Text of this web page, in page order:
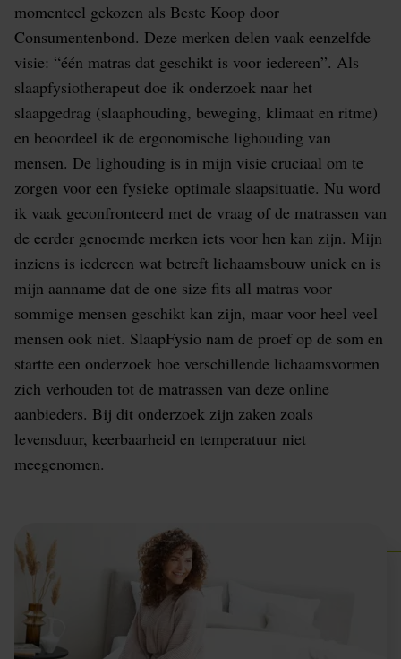
momenteel gekozen als Beste Koop door
Consumentenbond. Deze merken delen vaak eenzelfde
visie: “één matras dat geschikt is voor iedereen”. Als
slaapfysiotherapeut doe ik onderzoek naar het
slaapgedrag (slaaphouding, beweging, klimaat en ritme)
en beoordeel ik de ergonomische lighouding van
mensen. De lighouding is in mijn visie cruciaal om te
zorgen voor een fysieke optimale slaapsituatie. Nu word
ik vaak geconfronteerd met de vraag of de matrassen van
de eerder genoemde merken iets voor hen kan zijn. Mijn
inziens is iedereen wat betreft lichaamsbouw uniek en is
mijn aanname dat de one size fits all matras voor
sommige mensen geschikt kan zijn, maar voor heel veel
mensen ook niet. SlaapFysio nam de proef op de som en
startte een onderzoek hoe verschillende lichaamsvormen
zich verhouden tot de matrassen van deze online
aanbieders. Bij dit onderzoek zijn zaken zoals
levensduur, keerbaarheid en temperatuur niet
meegenomen.